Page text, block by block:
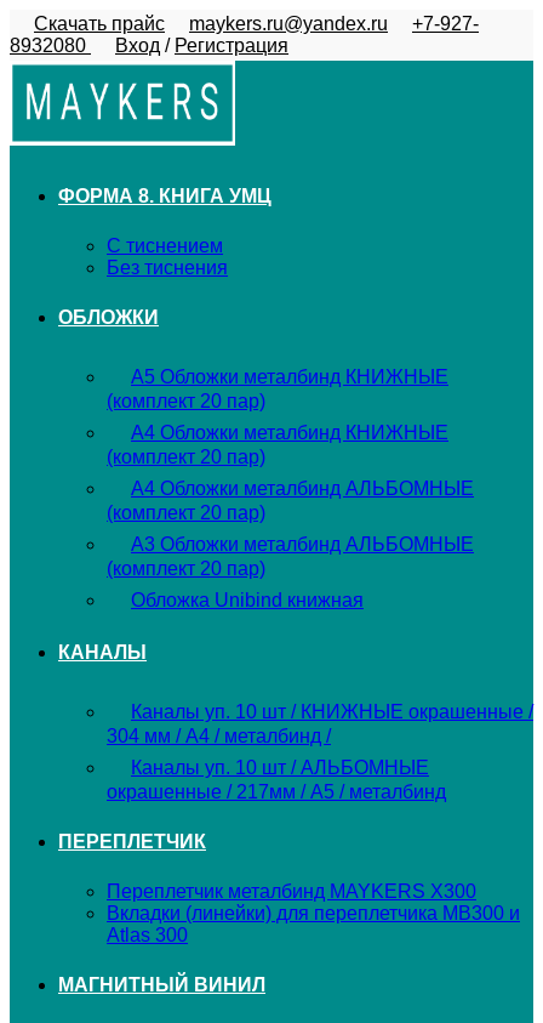
Перейти
к
содержимому
Скачать прайс maykers.ru@yandex.ru
+7-927-
8932080
Вход / Регистрация
ФОРМА 8. КНИГА УМЦ
С тиснением
Без тиснения
ОБЛОЖКИ
А5 Обложки металбинд КНИЖНЫЕ
(комплект 20 пар)
А4 Обложки металбинд КНИЖНЫЕ
(комплект 20 пар)
А4 Обложки металбинд АЛЬБОМНЫЕ
(комплект 20 пар)
А3 Обложки металбинд АЛЬБОМНЫЕ
(комплект 20 пар)
Обложка Unibind книжная
КАНАЛЫ
Каналы уп. 10 шт / КНИЖНЫЕ окрашенные /
304 мм / А4 / металбинд /
Каналы уп. 10 шт / АЛЬБОМНЫЕ
окрашенные / 217мм / А5 / металбинд
ПЕРЕПЛЕТЧИК
Переплетчик металбинд MAYKERS X300
Вкладки (линейки) для переплетчика MB300 и
Atlas 300
МАГНИТНЫЙ ВИНИЛ